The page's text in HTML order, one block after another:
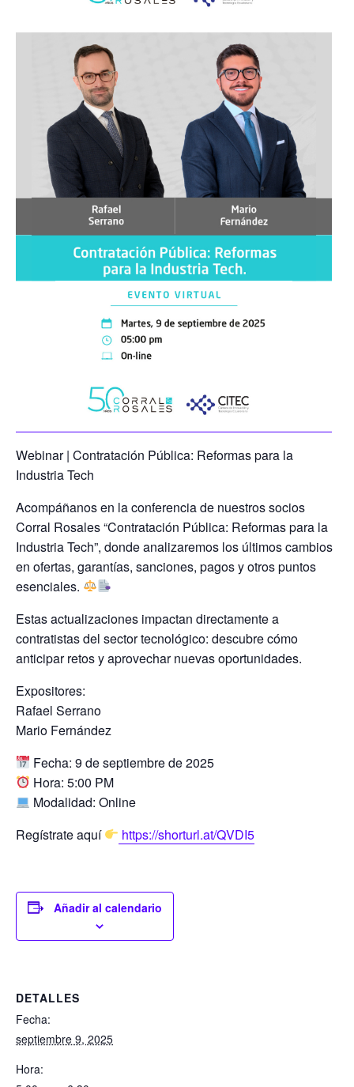
Webinar| Contratación Pública: Reformas para la
Industria Tech
Acompáñanos en la conferencia de nuestros socios
Corral Rosales “Contratación Pública: Reformas para la
Industria Tech”, donde analizaremos los últimos cambios
en ofertas, garantías, sanciones, pagos y otros puntos
esenciales.
Estas actualizaciones impactan directamente a
contratistas del sector tecnológico: descubre cómo
anticipar retos y aprovechar nuevas oportunidades.
Expositores:
Rafael Serrano
Mario Fernández
Fecha: 9 de septiembre de 2025
Hora: 5:00 PM
Modalidad: Online
Regístrate aquí
https://shorturl.at/QVDI5
Añadir al calendario
DETALLES
Fecha:
septiembre 9, 2025
Hora: